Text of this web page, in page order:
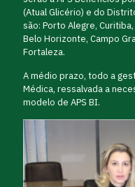
(Atual Glicério) e do
são: Porto Alegre,
Belo Horizonte, Campo
Fortaleza.
A médio prazo, todo a
Médica, ressalvada a
modelo de APS BI.